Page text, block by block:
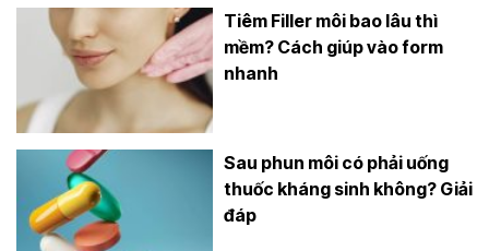
Tiêm Filler môi bao lâu thì
mềm? Cách giúp vào form
nhanh
Sau phun môi có phải uống
thuốc kháng sinh không? Giải
đáp